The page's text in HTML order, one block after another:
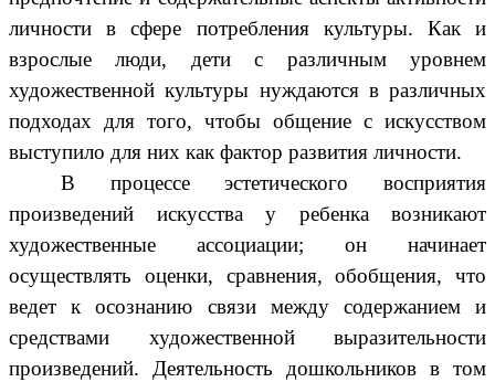
личности в сфере потребления культуры. Как и
взрослые люди, дети с различным уровнем
художественной культуры нуждаются в различных
подходах для того, чтобы общение с искусством
выступило для них как фактор развития личности.
В процессе эстетического восприятия
произведений искусства у ребенка возникают
художественные ассоциации; он начинает
осуществлять оценки, сравнения, обобщения, что
ведет к осознанию связи между содержанием и
средствами художественной выразительности
произведений. Деятельность дошкольников в том